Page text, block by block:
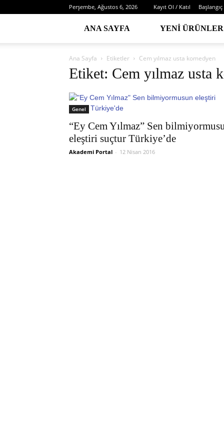
Perşembe, Ağustos 6, 2026 Kayıt Ol / Katıl Başlangıç
ANA SAYFA YENI ÜRÜNLER
Ana Sayfa Etiketler Cem yılmaz usta komedyen
Etiket: Cem yılmaz usta
Genel
“Ey Cem Yılmaz” Sen
eleştiri suçtur Türkiye’de
Akademi Portal - 12 Nisan 2016